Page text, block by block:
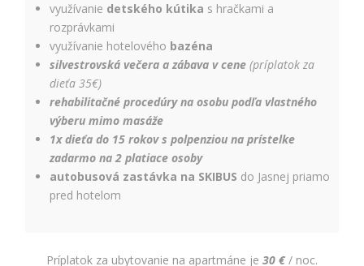
využívanie detského kútika s hračkami a
rozprávkami
využívanie hotelového bazéna
silvestrovská večera a zábava v cene (príplatok za
dieťa 35€)
rehabilitačné procedúry na osobu podľa vlastného
výberu mimo masáže
1x dieťa do 15 rokov s polpenziou na prístelke
zadarmo na 2 platiace osoby
autobusová zastávka na SKIBUS do Jasnej priamo
pred hotelom
Príplatok za ubytovanie na apartmáne je 30 € / noc.